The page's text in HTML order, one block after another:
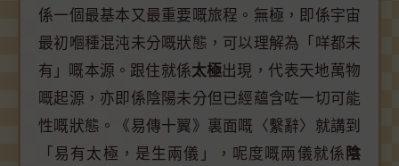
係一個最基本又最重要嘅旅程。無極，即係宇宙
最初嗰種混沌未分嘅狀態，可以理解為「咩都未
有」嘅本源。跟住就係太極出現，代表天地萬物
嘅起源，亦即係陰陽未分但已經蘊含咗一切可能
性嘅狀態。《易傳十翼》裏面嘅〈繫辭〉就講到
「易有太極，是生兩儀」，呢度嘅兩儀就係 陰